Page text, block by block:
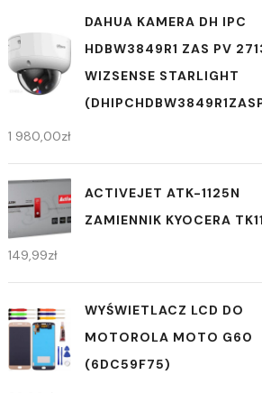
DAHUA KAMERA DH IPC
HDBW3849R1 ZAS PV
WIZSENSE STARLIGHT
1 980,00zł
ACTIVEJET ATK-1125N
ZAMIENNIK KYOCERA
149,99zł
WYŚWIETLACZ LCD DO
MOTOROLA MOTO G60
(6DC59F75)